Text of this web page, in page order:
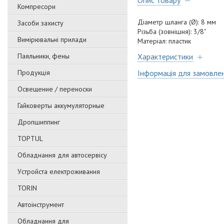
Компресори
Засоби захисту
Вимірювальні прилади
Паяльники, фены
Продукція
Освещение / переноски
Гайковерты аккумуляторные
Дропшиппинг
TOPTUL
Обладнання для автосервісу
Уcтpoйстa елeктpoживання
TORIN
Автоінструмент
Обладнання для
Діаметр шланга (Ø): 8 мм
Різьба (зовнішня): 3/8"
Матеріал: пластик
Характеристики
Інформація для